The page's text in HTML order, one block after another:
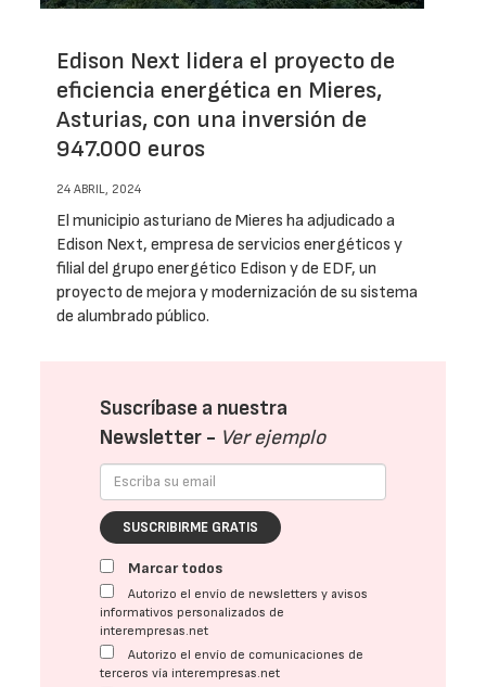
Edison Next lidera el proyecto de
eficiencia energética en Mieres,
Asturias, con una inversión de
947.000 euros
24 ABRIL, 2024
El municipio asturiano de Mieres ha adjudicado a
Edison Next, empresa de servicios energéticos y
filial del grupo energético Edison y de EDF, un
proyecto de mejora y modernización de su sistema
de alumbrado público.
Suscríbase a nuestra
Newsletter - Ver ejemplo
SUSCRIBIRME GRATIS
Marcar todos
Autorizo el envío de newsletters y avisos
informativos personalizados de
interempresas.net
Autorizo el envío de comunicaciones de
terceros vía interempresas.net